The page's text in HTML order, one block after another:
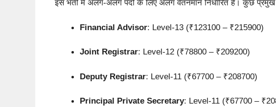
इस भर्ती में अलग-अलग पदों के लिए अलग वेतनमान निर्धारित है। कुछ
Financial Advisor: Level-13 (₹123100 – ₹215900)
Joint Registrar: Level-12 (₹78800 – ₹209200)
Deputy Registrar: Level-11 (₹67700 – ₹208700)
Principal Private Secretary: Level-11 (₹67700 –